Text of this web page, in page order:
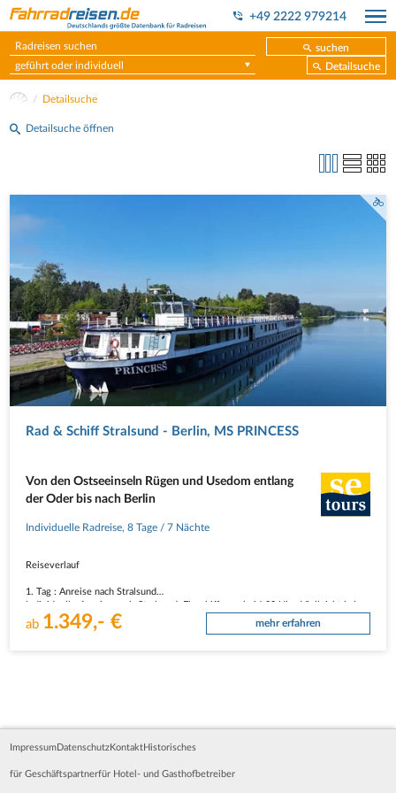
+49 2222 979214
suchen
geführt oder individuell
Detailsuche
Detailsuche
Detailsuche öffnen
Rad & Schiff Stralsund - Berlin, MS PRINCESS
Von den Ostseeinseln Rügen und Usedom entlang
der Oder bis nach Berlin
Individuelle Radreise,8 Tage / 7 Nächte
Reiseverlauf
1. Tag : Anreise nach Stralsund
Sie noch Zeit und Lust auf einen Spaziergang durch die Altstadt Stralsunds, die
auf einem Inselchen liegt. Als Stadt mit bedeutender Vergangenheit werden Sie
ab 1.349,- € mehr erfahren
Impressum Datenschutz Kontakt Historisches
für Geschäftspartnerfür Hotel- und Gasthofbetreiber